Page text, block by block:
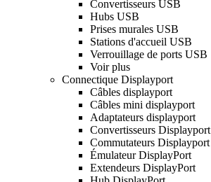
Convertisseurs USB
Hubs USB
Prises murales USB
Stations d'accueil USB
Verrouillage de ports USB
Voir plus
Connectique Displayport
Câbles displayport
Câbles mini displayport
Adaptateurs displayport
Convertisseurs Displayport
Commutateurs Displayport
Émulateur DisplayPort
Extendeurs DisplayPort